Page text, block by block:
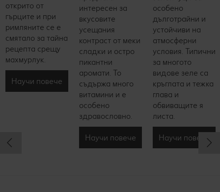
открито от
гърците и при
римляните се е
смятало за тайна
рецепта срещу
махмурлук.
Научи повече
интересен за
вкусовите
усещания
контраст от меки
сладки и остро
пикантни
аромати. То
съдържа много
витамини и е
особено
здравословно.
Научи повече
особено
дълготрайни и
устойчиви на
атмосферни
условия. Типични
за многото
видове зеле са
кръглата и тежка
глава и
обвиващите я
листа.
Научи повече